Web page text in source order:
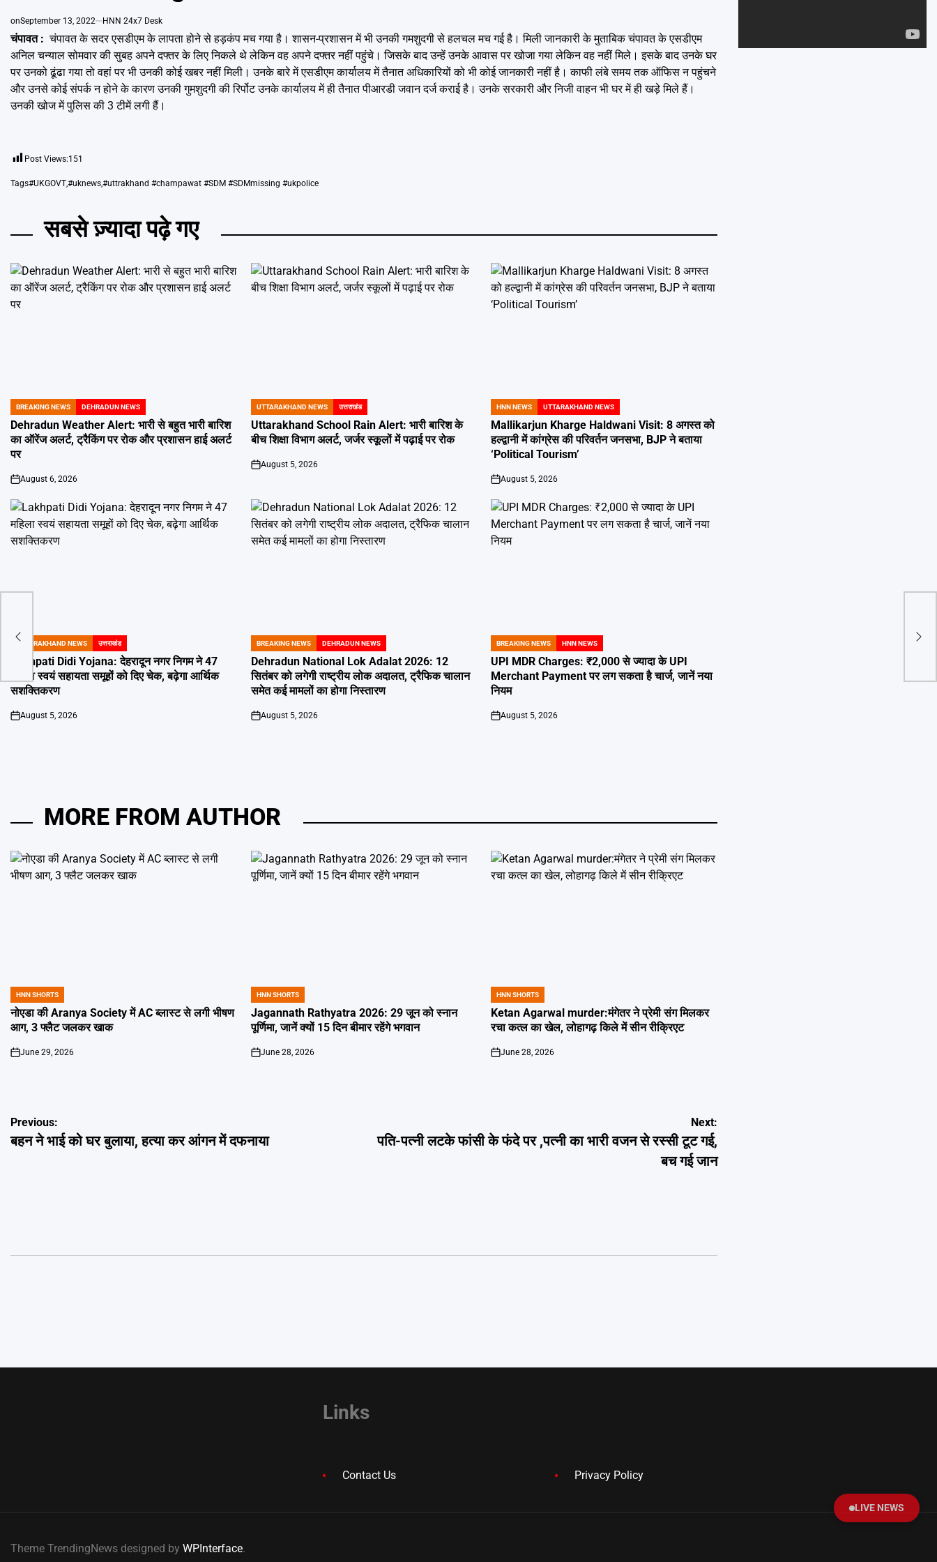
onSeptember 13, 2022 HNN 24x7 Desk
चंपावत : चंपावत के सदर एसडीएम के लापता होने से हड़कंप मच गया है। शासन-प्रशासन में भी उनकी गमशुदगी से हलचल मच गई है। मिली जानकारी के मुताबिक चंपावत के एसडीएम
अनिल चन्याल सोमवार की सुबह अपने दफ्तर के लिए निकले थे लेकिन वह अपने दफ्तर नहीं पहुंचे। जिसके बाद उन्हें उनके आवास पर खोजा गया लेकिन वह नहीं मिले। इसके बाद उनके घर
पर उनको ढूंढा गया तो वहां पर भी उनकी कोई खबर नहीं मिली। उनके बारे में एसडीएम कार्यालय में तैनात अधिकारियों को भी कोई जानकारी नहीं है। काफी लंबे समय तक ऑफिस न पहुंचने
और उनसे कोई संपर्क न होने के कारण उनकी गुमशुदगी की रिर्पोट उनके कार्यालय में ही तैनात पीआरडी जवान दर्ज कराई है। उनके सरकारी और निजी वाहन भी घर में ही खड़े मिले हैं।
उनकी खोज में पुलिस की 3 टीमें लगी हैं।
Post Views:151
Tags#UKGOVT#uknews#uttrakhand #champawat #SDM #SDMmissing #ukpolice
सबसे ज़्यादा पढ़े गए
POSTED
IN
BREAKING NEWS DEHRADUN NEWS
Dehradun Weather Alert: भारी से बहुत भारी बारिश
का ऑरेंज अलर्ट, ट्रैकिंग पर रोक और प्रशासन हाई अलर्ट
पर
on
August 6, 2026
POSTED
IN
UTTARAKHAND NEWS उत्तराखंड
Uttarakhand School Rain Alert: भारी बारिश के
बीच शिक्षा विभाग अलर्ट, जर्जर स्कूलों में पढ़ाई पर रोक
on
August 5, 2026
POSTED
IN
HNN NEWS UTTARAKHAND NEWS
Mallikarjun Kharge Haldwani Visit: 8 अगस्त को
हल्द्वानी में कांग्रेस की परिवर्तन जनसभा, BJP ने बताया
‘Political Tourism’
on
August 5, 2026
POSTED
UTTARAKHAND NEWS उत्तराखंड
Lakhpati Didi Yojana: देहरादून नगर निगम ने 47
महिला स्वयं सहायता समूहों को दिए चेक, बढ़ेगा आर्थिक
सशक्तिकरण
on
August 5, 2026
POSTED
IN
BREAKING NEWS DEHRADUN NEWS
Dehradun National Lok Adalat 2026: 12
सितंबर को लगेगी राष्ट्रीय लोक अदालत, ट्रैफिक चालान
समेत कई मामलों का होगा निस्तारण
on
August 5, 2026
POSTED
IN
BREAKING NEWS HNN NEWS
UPI MDR Charges: ₹2,000 से ज्यादा के UPI
Merchant Payment पर लग सकता है चार्ज, जानें नया
नियम
on
August 5, 2026
MORE FROM AUTHOR
POSTED
IN
HNN SHORTS
नोएडा की Aranya Society में AC ब्लास्ट से लगी भीषण
आग, 3 फ्लैट जलकर खाक
on
June 29, 2026
POSTED
IN
HNN SHORTS
Jagannath Rathyatra 2026: 29 जून को स्नान
पूर्णिमा, जानें क्यों 15 दिन बीमार रहेंगे भगवान
on
June 28, 2026
POSTED
IN
HNN SHORTS
Ketan Agarwal murder:मंगेतर ने प्रेमी संग मिलकर
रचा कत्ल का खेल, लोहागढ़ किले में सीन रीक्रिएट
on
June 28, 2026
Post
navigation
Previous:
बहन ने भाई को घर बुलाया, हत्या कर आंगन में दफनाया
Next:
पति-पत्नी लटके फांसी के फंदे पर ,पत्नी का भारी वजन से रस्सी टूट गई,
बच गई जान
Links
Contact Us Privacy Policy
Theme TrendingNews designed by WPInterface.
LIVE NEWS